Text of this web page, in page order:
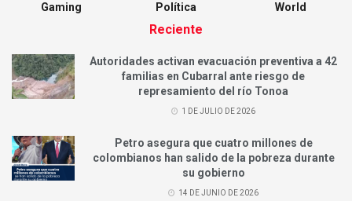
Gaming
Política
World
Reciente
Autoridades activan evacuación preventiva a 42
familias en Cubarral ante riesgo de
represamiento del río Tonoa
1 DE JULIO DE 2026
Petro asegura que cuatro millones de
colombianos han salido de la pobreza durante
su gobierno
14 DE JUNIO DE 2026